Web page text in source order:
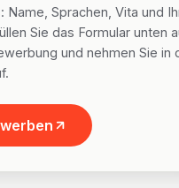
Name, Sprachen, Vita und
Sie das Formular unten
und nehmen Sie in